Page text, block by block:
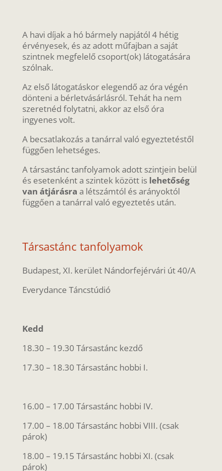
A havi díjak a hó bármely napjától 4 hétig
érvényesek, és az adott műfajban a saját
szintnek megfelelő csoport(ok) látogatására
szólnak.
Az első látogatáskor elegendő az óra végén
dönteni a bérletvásárlásról. Tehát ha nem
szeretnéd folytatni, akkor az első óra
ingyenes volt.
A becsatlakozás a tanárral való egyeztetéstől
függően lehetséges.
A társastánc tanfolyamok adott szintjein belül
és esetenként a szintek között is lehetőség
van átjárásra a létszámtól és arányoktól
függően a tanárral való egyeztetés után.
Társastánc tanfolyamok
Budapest, XI. kerület Nándorfejérvári út 40/A
Everydance Táncstúdió
Kedd
18.30 – 19.30 Társastánc kezdő
17.30 – 18.30 Társastánc hobbi I.
16.00 – 17.00 Társastánc hobbi IV.
17.00 – 18.00 Társastánc hobbi VIII. (csak
párok)
18.00 – 19.15 Társastánc hobbi XI. (csak
párok)